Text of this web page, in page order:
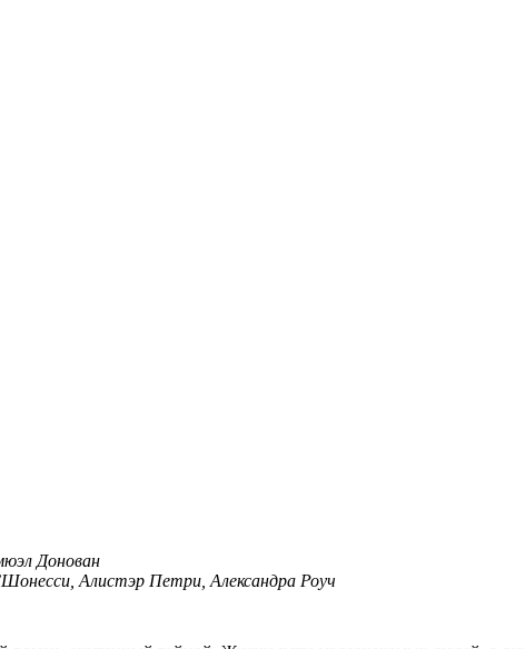
Донован
Алистэр Петри, Александра Роуч